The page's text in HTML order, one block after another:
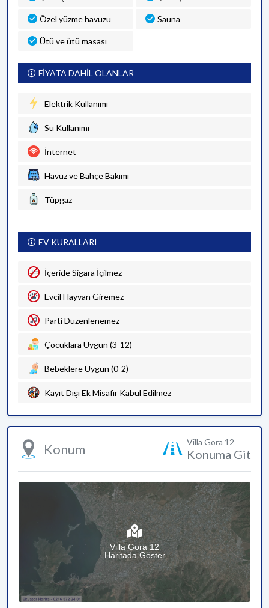
Özel yüzme havuzu Sauna
Ütü ve ütü masası
FİYATA DAHİL OLANLAR
Elektrik Kullanımı
Su Kullanımı
İnternet
Havuz ve Bahçe Bakımı
Tüpgaz
EV KURALLARI
İçeride Sigara İçilmez
Evcil Hayvan Giremez
Parti Düzenlenemez
Çocuklara Uygun (3-12)
Bebeklere Uygun (0-2)
Kayıt Dışı Ek Misafir Kabul Edilmez
Konum Villa Gora 12
Konuma Git
Villa Gora 12
Haritada Göster